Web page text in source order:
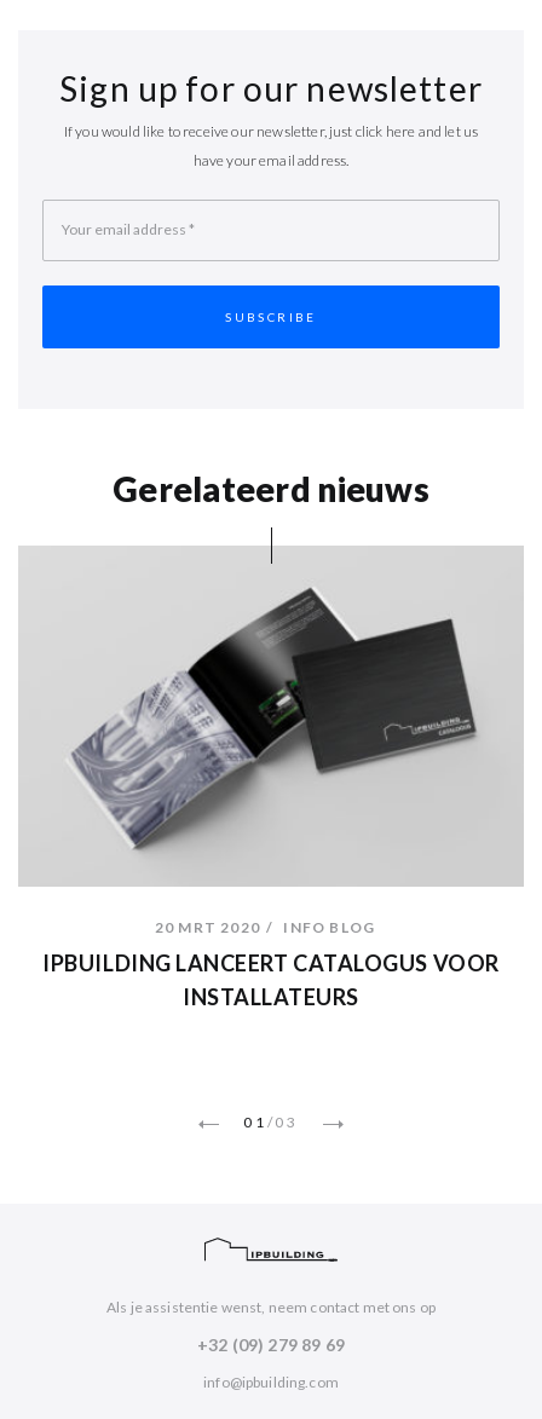
Sign up for our newsletter
If you would like to receive our newsletter, just click here and let us
have your email address.
Your email address *
Gerelateerd nieuws
20 MRT 2020 INFO BLOG
IPBUILDING LANCEERT CATALOGUS VOOR
INSTALLATEURS
01 /03
Als je assistentie wenst, neem contact met ons op
+32 (09) 279 89 69
info@ipbuilding.com